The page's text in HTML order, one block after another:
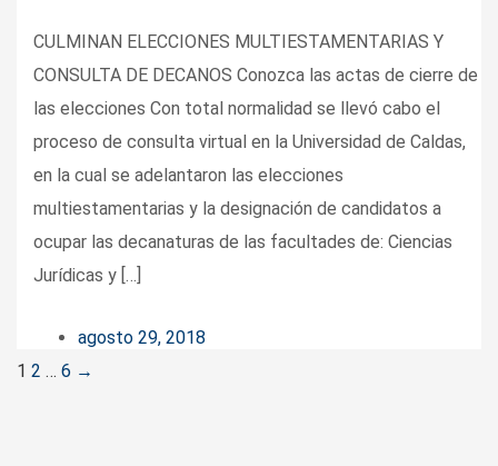
CULMINAN ELECCIONES MULTIESTAMENTARIAS Y
CONSULTA DE DECANOS Conozca las actas de cierre de
las elecciones Con total normalidad se llevó cabo el
proceso de consulta virtual en la Universidad de Caldas,
en la cual se adelantaron las elecciones
multiestamentarias y la designación de candidatos a
ocupar las decanaturas de las facultades de: Ciencias
Jurídicas y […]
agosto 29, 2018
Posts
1 2 … 6 →